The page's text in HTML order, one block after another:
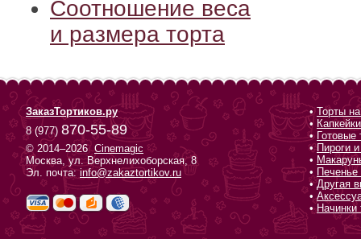
Соотношение веса
и размера торта
ЗаказТортиков.ру
8 (977) 870-55-89
© 2014–2026Cinemagic
Москва, ул. Верхнелихоборская, 8
Эл. почта:info@zakaztortikov.ru
•Торты на
•
• Готовые
•Пироги
•
• Печенье
•Другая
•
•Начинки